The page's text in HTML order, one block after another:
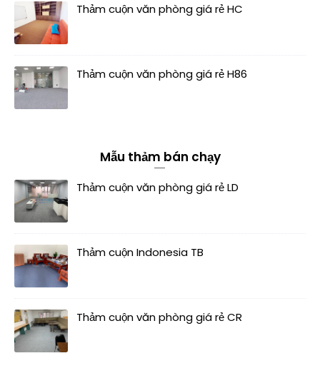
Thảm cuộn văn phòng giá rẻ HC
Thảm cuộn văn phòng giá rẻ H86
Mẫu thảm bán chạy
Thảm cuộn văn phòng giá rẻ LD
Thảm cuộn Indonesia TB
Thảm cuộn văn phòng giá rẻ CR